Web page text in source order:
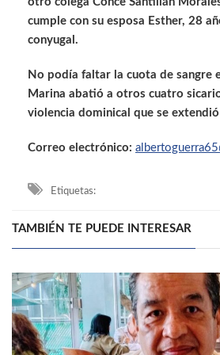
cumple con su esposa Esther, 28
conyugal.
No podía faltar la cuota de sangre
Marina abatió a otros cuatro
violencia dominical que se
Correo electrónico:
Etiquetas:
TAMBIÉN TE PUEDE INTERESAR